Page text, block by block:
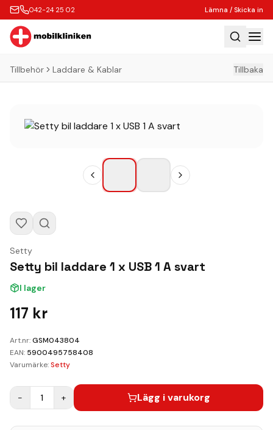
042-24 25 02 Lämna / Skicka in
Hem
Köp
Lämna / Skicka in
Butik
Kontakt
Kundvagn
Tillbehör Laddare & Kablar Tillbaka
Setty
Setty bil laddare 1 x USB 1 A svart
I lager
117 kr
Art.nr:GSM043804
EAN: 5900495758408
Varumärke:Setty
− 1 + Lägg i varukorg